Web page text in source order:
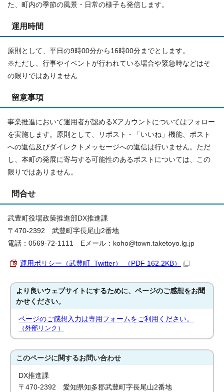
た、町内の季節の風景・日常の様子も発信します。
運用時間
原則として、平日の9時00分から16時00分までとします。
※ただし、行事やイベントが行われている場合や緊急時などはそ
の限りではありません
留意事項
事業推進において運用者が認めるXアカウントについてはフォロー
を実施します。原則として、リポスト・「いいね」機能、ポスト
への返信及びダイレクトメッセージへの返信は行いません。ただ
し、本町の発展に寄与する可能性のあるポストについては、この
限りではありません。
問合せ
武豊町役場政策推進部DX推進課
〒470-2392 武豊町字長尾山2番地
電話：0569-72-1111 Eメール：koho@town.taketoyo.lg.jp
運用ポリシー（武豊町_Twitter） （PDF 162.2KB）
より良いウェブサイトにするために、ページのご感想をお聞
かせください。
ページのご感想入力は専用フォームをご利用ください。
（外部リンク）
このページに関するお問い合わせ
DX推進課
〒470-2392 愛知県知多郡武豊町字長尾山2番地